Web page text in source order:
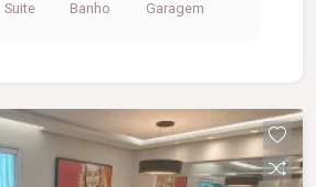
Suite Banho Garagem